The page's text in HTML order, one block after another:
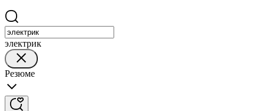
электрик
Резюме